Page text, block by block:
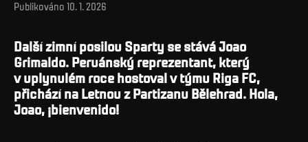
Publikováno 10. 1. 2026
Další zimní posilou Sparty se stává Joao
Grimaldo. Peruánský reprezentant, který
v uplynulém roce hostoval v týmu Riga FC,
přichází na Letnou z Partizanu Bělehrad. Hola,
Joao, ¡bienvenido!